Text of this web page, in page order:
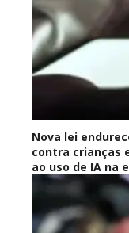
Nova lei
contra crianças
ao uso de IA na